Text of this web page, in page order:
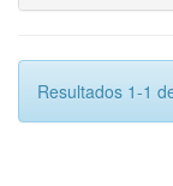
Resultados 1-1